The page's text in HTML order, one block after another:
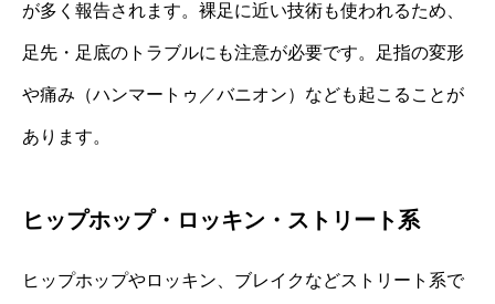
が多く報告されます。裸足に近い技術も使われるため、
足先・足底のトラブルにも注意が必要です。足指の変形
や痛み（ハンマートゥ／バニオン）なども起こることが
あります。
ヒップホップ・ロッキン・ストリート系
ヒップホップやロッキン、ブレイクなどストリート系で